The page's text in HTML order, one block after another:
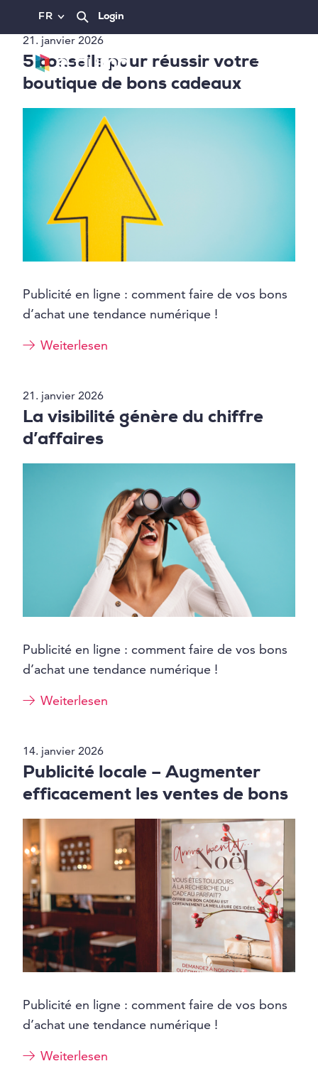
FR Login
21. janvier 2026
5 conseils pour réussir votre
boutique de bons cadeaux
Publicité en ligne : comment faire de vos bons
d’achat une tendance numérique !
Weiterlesen
21. janvier 2026
La visibilité génère du chiffre
d’affaires
Publicité en ligne : comment faire de vos bons
d’achat une tendance numérique !
Weiterlesen
14. janvier 2026
Publicité locale – Augmenter
efficacement les ventes de bons
Publicité en ligne : comment faire de vos bons
d’achat une tendance numérique !
Weiterlesen